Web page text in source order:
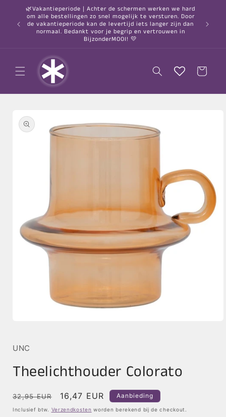
naar de
content
🌿Vakantieperiode | Achter de schermen werken we hard
om alle bestellingen zo snel mogelijk te versturen. Door
de vakantieperiode kan de levertijd iets langer zijn dan
normaal. Bedankt voor je begrip en vertrouwen in
BijzonderMOOI! 💛
○
Winkelwagen
direct naar
in
UNC
Theelichthouder Colorato
Normale
prijs
32,95 EUR Aanbiedingsprijs
16,47 EUR Aanbieding
Inclusief btw. Verzendkosten worden berekend bij de checkout.